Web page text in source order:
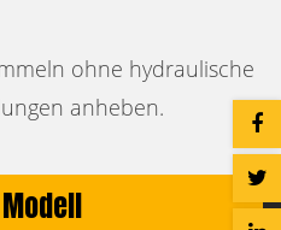
ohne hydraulische
anheben.
Modell